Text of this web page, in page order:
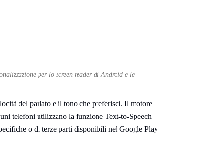
per lo screen reader di Android e le
del parlato e il tono che preferisci. Il motore
telefoni utilizzano la funzione Text-to-Speech
o di terze parti disponibili nel Google Play